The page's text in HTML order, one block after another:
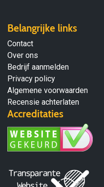
Belangrijke links
Contact
Over ons
Bedrijf aanmelden
Privacy policy
Algemene voorwaarden
Recensie achterlaten
Accreditaties